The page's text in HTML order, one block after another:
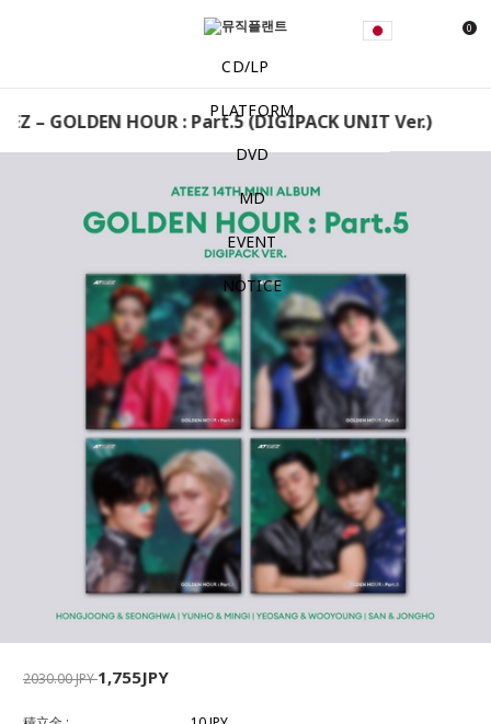
0
CD/LP
PLATFORM
DVD
MD
EVENT
NOTICE
– GOLDEN HOUR : Part.5 (DIGIPACK UNIT Ver.)
2030.00 JPY1,755JPY